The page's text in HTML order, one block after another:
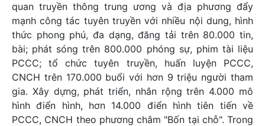
quan truyền thông trung ương và địa phương đẩy
mạnh công tác tuyên truyền với nhiều nội dung, hình
thức phong phú, đa dạng, đăng tải trên 80.000 tin,
bài; phát sóng trên 800.000 phóng sự, phim tài liệu
PCCC; tổ chức tuyên truyền, huấn luyện PCCC,
CNCH trên 170.000 buổi với hơn 9 triệu người tham
gia. Xây dựng, phát triển, nhân rộng trên 4.000 mô
hình điển hình, hơn 14.000 điển hình tiên tiến về
PCCC, CNCH theo phương châm "Bốn tại chỗ". Trong